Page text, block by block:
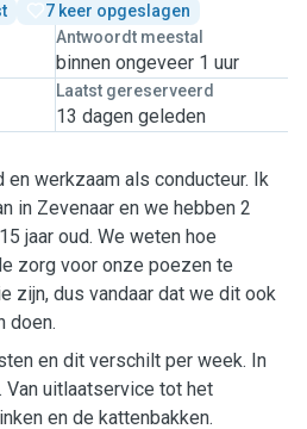
7 keer opgeslagen
Antwoordt meestal
binnen ongeveer 1 uur
Laatst gereserveerd
13 dagen geleden
en werkzaam als conducteur. Ik
in Zevenaar en we hebben 2
jaar oud. We weten hoe
zorg voor onze poezen te
zijn, dus vandaar dat we dit ook
doen.
en dit verschilt per week. In
uitlaatservice tot het
en de kattenbakken.